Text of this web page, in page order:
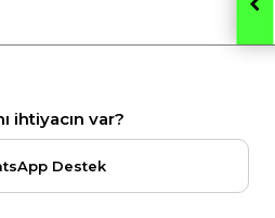
ihtiyacın var?
Destek